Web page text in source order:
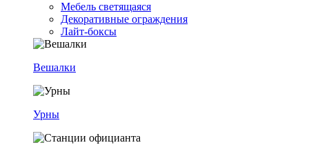
Мебель светящаяся
Декоративные ограждения
Лайт-боксы
Вешалки
Урны